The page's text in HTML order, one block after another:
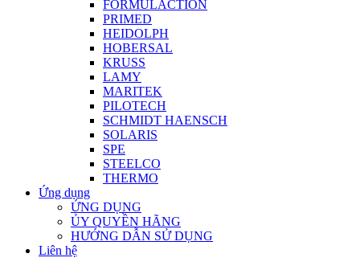
FORMULACTION
PRIMED
HEIDOLPH
HOBERSAL
KRUSS
LAMY
MARITEK
PILOTECH
SCHMIDT HAENSCH
SOLARIS
SPE
STEELCO
THERMO
Ứng dụng
ỨNG DỤNG
ỦY QUYỀN HÃNG
HƯỚNG DẪN SỬ DỤNG
Liên hệ